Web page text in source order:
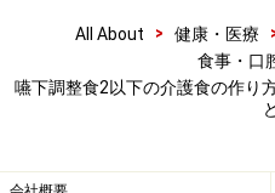
包丁でたたいてもペースト
「ペースト食は、特別な
か？」と聞かれることもあ
はあります。
All About > 健康・医療
食事・口
嚥下調整食2以下の介護食の作り